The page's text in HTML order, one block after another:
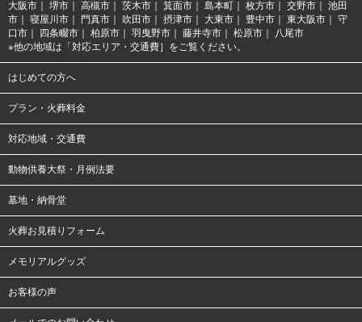
大阪市 堺市 高槻市 茨木市 箕面市 島本町 枚方市 交野市
池田
市
寝屋川市 門真市 吹田市 摂津市 大東市 豊中市 東大阪市
守
口市
四条畷市 柏原市 羽曳野市 藤井寺市 松原市
八尾市
※他の地域は「対応エリア・交通費］をご覧ください。
はじめての方へ
プラン・火葬料金
対応地域・交通費
動物供養大祭・月例法要
墓地・納骨堂
火葬お見積りフォーム
メモリアルグッズ
お客様の声